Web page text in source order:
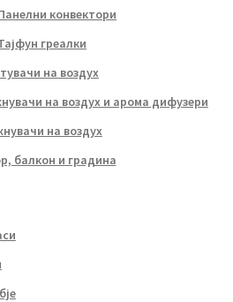
конвектори
греалки
на воздух
на воздух и арома дифузери
на воздух
балкон и градина